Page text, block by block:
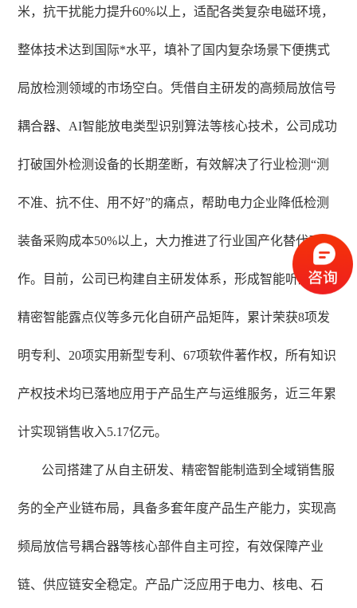
米，抗干扰能力提升60%以上，适配各类复杂电磁环境，
整体技术达到国际*水平，填补了国内复杂场景下便携式
局放检测领域的市场空白。凭借自主研发的高频局放信号
耦合器、 AI智能放电类型识别算法等核心技术，公司成功
打破国外检测设备的长期垄断，有效解决了行业检测“测
不准、抗不住、用不好”的痛点，帮助电力企业降低检测
装备采购成本50%以上，大力推进了行业国产化替代工
作。目前，公司已构建自主研发体系，形成智能听漏仪、
精密智能露点仪等多元化自研产品矩阵，累计荣获8项发
明专利、20项实用新型专利、67项软件著作权，所有知识
产权技术均已落地应用于产品生产与运维服务，近三年累
计实现销售收入5.17亿元。
公司搭建了从自主研发、精密智能制造到全域销售服
务的全产业链布局，具备多套年度产品生产能力，实现高
频局放信号耦合器等核心部件自主可控，有效保障产业
链、供应链安全稳定。产品广泛应用于电力、核电、石